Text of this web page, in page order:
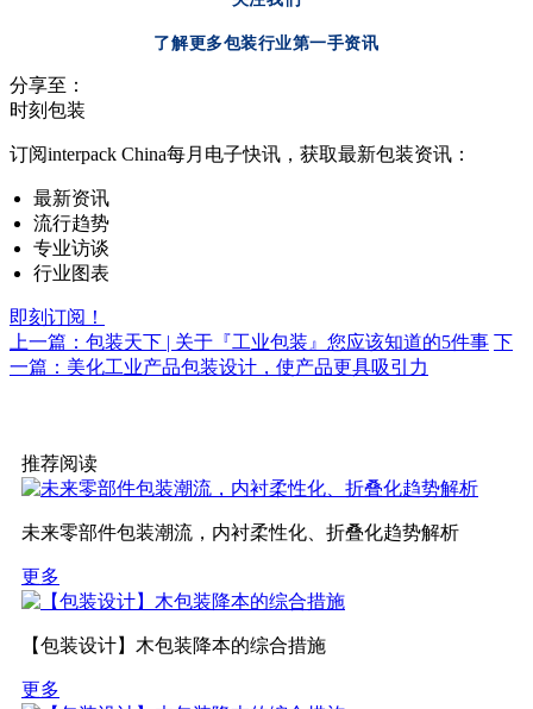
了解更多包装行业第一手资讯
分享至：
时刻包装
订阅interpack China每月电子快讯，获取最新包装资讯：
最新资讯
流行趋势
专业访谈
行业图表
即刻订阅！
上一篇：包装天下 | 关于『工业包装』您应该知道的5件事 下
一篇：美化工业产品包装设计，使产品更具吸引力
推荐阅读
未来零部件包装潮流，内衬柔性化、折叠化趋势解析
更多
【包装设计】木包装降本的综合措施
更多